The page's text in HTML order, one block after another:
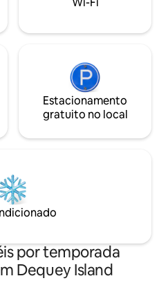
As praias e
National Bank
Estacionamento
gratuito no local
por temporada
Dequey Island